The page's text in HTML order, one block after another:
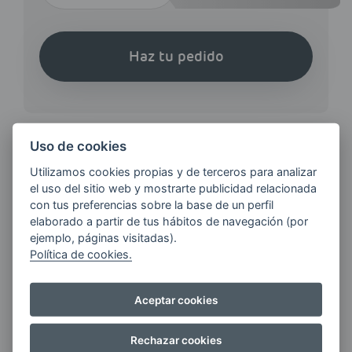
Haz tu pedido
¿QUIERES ESTAR AL DÍA DE
LAS
ÚLTIMAS NOVEDADES?
Quiero recibir las últimas novedades de AVIA
Uso de cookies
Utilizamos cookies propias y de terceros para analizar
el uso del sitio web y mostrarte publicidad relacionada
con tus preferencias sobre la base de un perfil
elaborado a partir de tus hábitos de navegación (por
ejemplo, páginas visitadas).
Política de cookies.
Aceptar cookies
Rechazar cookies